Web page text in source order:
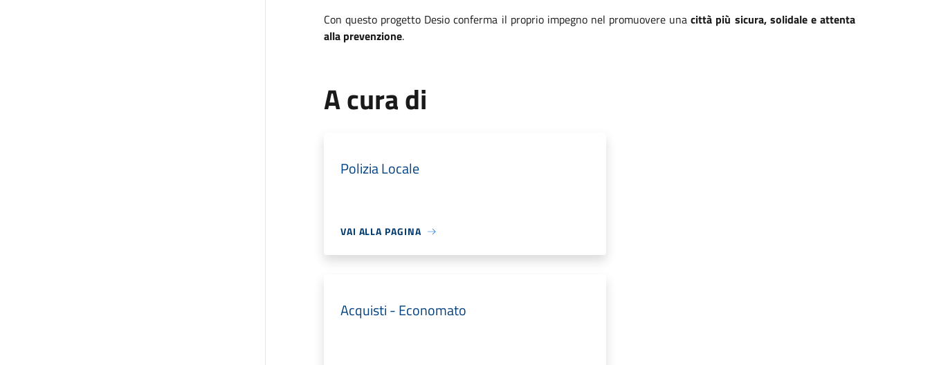
Con questo progetto Desio conferma il proprio impegno nel promuovere unacittà più sicura, solidale e attenta
alla prevenzione.
A cura di
Polizia Locale
VAI ALLA PAGINA
Acquisti - Economato